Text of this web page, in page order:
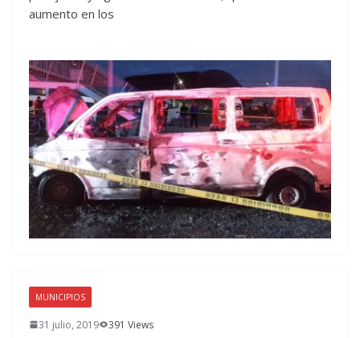
aumento en los
MUNICIPIOS
31 julio, 2019 391 Views